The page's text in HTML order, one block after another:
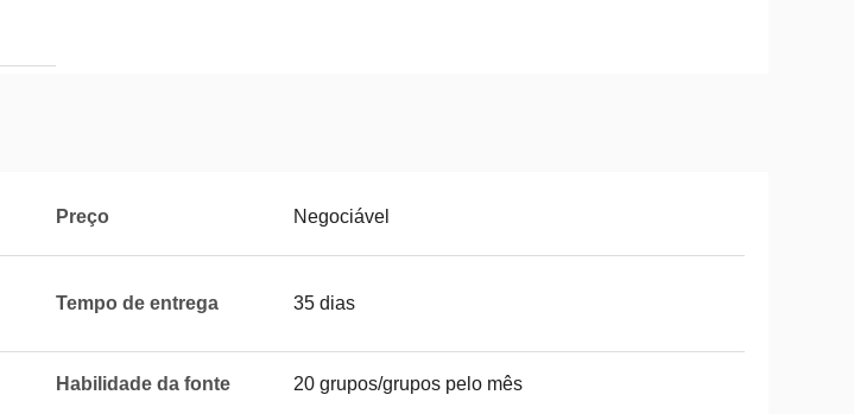
Preço Negociável
Tempo de entrega 35 dias
Habilidade da fonte 20 grupos/grupos pelo mês